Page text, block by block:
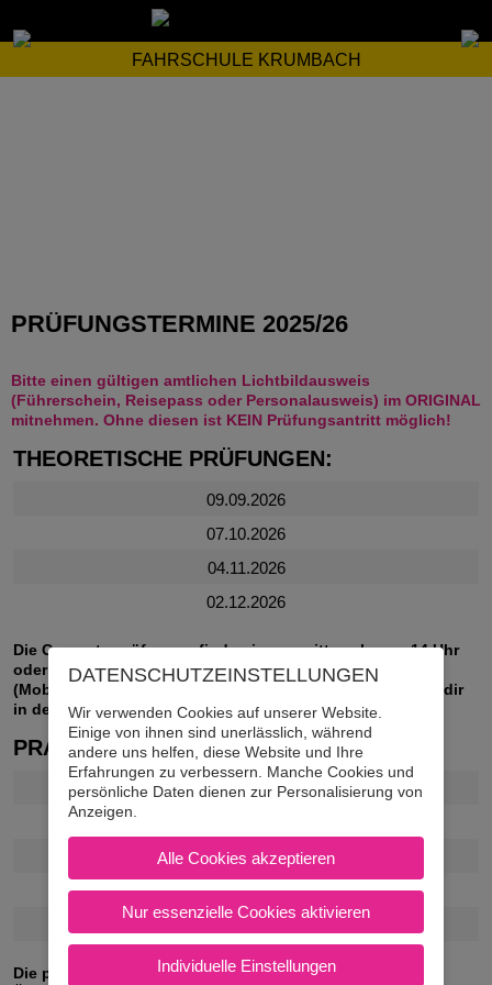
FAHRSCHULE KRUMBACH
PRÜFUNGSTERMINE 2025/26
Bitte einen gültigen amtlichen Lichtbildausweis
(Führerschein, Reisepass oder Personalausweis) im ORIGINAL
mitnehmen. Ohne diesen ist KEIN Prüfungsantritt möglich!
THEORETISCHE PRÜFUNGEN:
09.09.2026
07.10.2026
04.11.2026
02.12.2026
Die Computerprüfungen finden immer mittwochs um 14 Uhr
oder 14:30 Uhr in der Fahrschule in Krumbach
(Mobilitätscenter) statt. Die genaue Prüfungsuhrzeit wird dir
in der Woche vor der Prüfung per WhatsApp gesendet.
PRAKTISCHE PRÜFUNGEN:
20.08.2026
22.10.2026
19.11.2026
Die praktischen Prüfungen finden immer donnerstags am
DATENSCHUTZ­EINSTELLUNGEN
Wir verwenden Cookies auf unserer Website.
Einige von ihnen sind unerlässlich, während
andere uns helfen, diese Website und Ihre
Erfahrungen zu verbessern. Manche Cookies und
persönliche Daten dienen zur Personalisierung von
Anzeigen.
Alle Cookies akzeptieren
Nur essenzielle Cookies aktivieren
Individuelle Einstellungen